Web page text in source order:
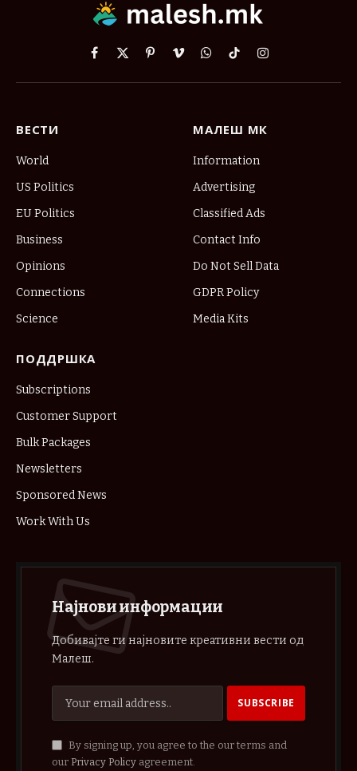
Facebook
X
PinterestVimeoWhatsApp
TikTokInstagram
ВЕСТИ
World
US Politics
EU Politics
Business
Opinions
Connections
Science
МАЛЕШ МК
Information
Advertising
Classified Ads
Contact Info
Do Not Sell Data
GDPR Policy
Media Kits
ПОДДРШКА
Subscriptions
Customer Support
Bulk Packages
Newsletters
Sponsored News
Work With Us
Најнови информации
Добивајте ги најновите креативни вести од
Малеш.
By signing up, you agree to the our terms and
our Privacy Policyagreement.